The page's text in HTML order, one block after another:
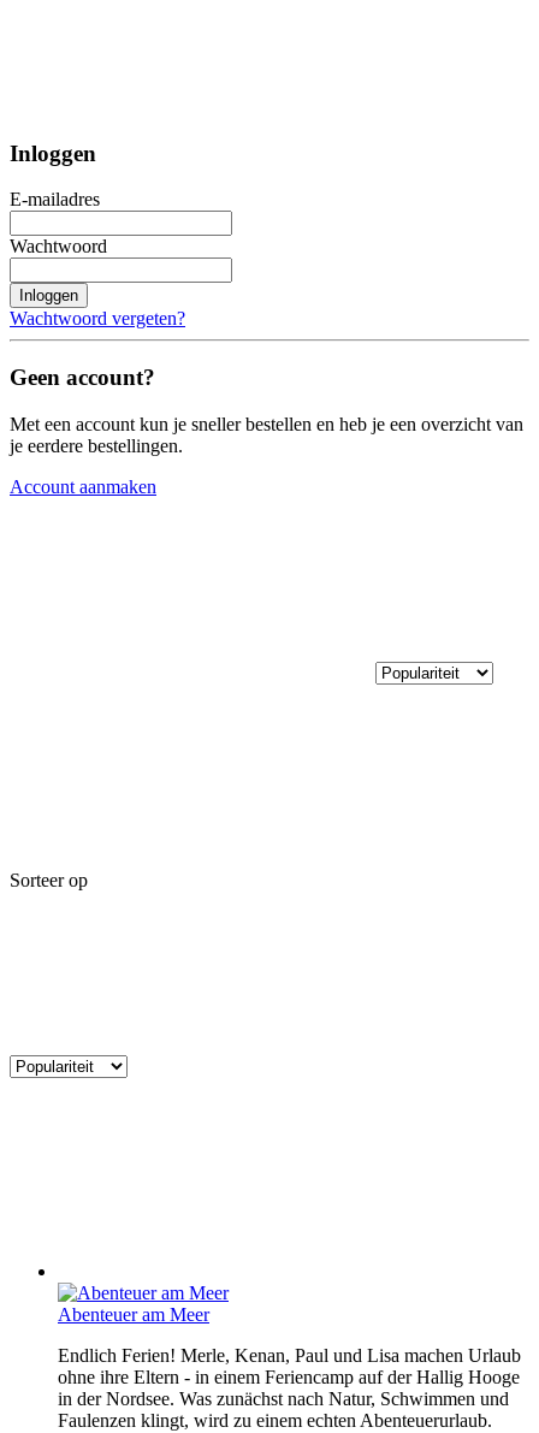
Inloggen
E-mailadres
Wachtwoord
Inloggen
Wachtwoord vergeten?
Geen account?
Met een account kun je sneller bestellen en heb je een overzicht van
je eerdere bestellingen.
Account aanmaken
Sorteer op
Abenteuer am Meer
Endlich Ferien! Merle, Kenan, Paul und Lisa machen Urlaub
ohne ihre Eltern - in einem Feriencamp auf der Hallig Hooge
in der Nordsee. Was zunächst nach Natur, Schwimmen und
Faulenzen klingt, wird zu einem echten Abenteuerurlaub.